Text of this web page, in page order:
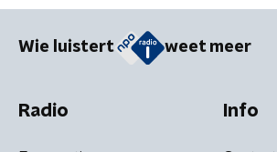
Wie luistert weet meer
Radio Info